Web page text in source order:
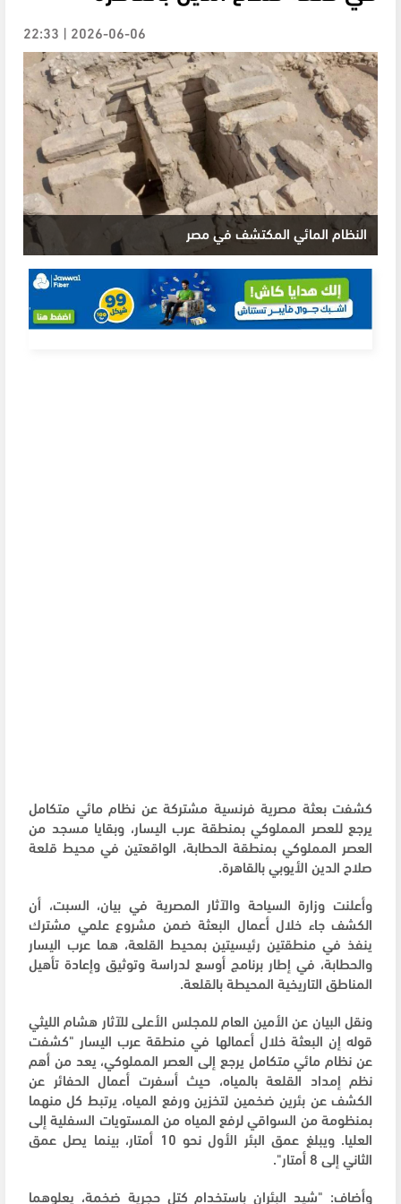
2026-06-06 | 22:33
النظام المائي المكتشف في مصر
كشفت بعثة مصرية فرنسية مشتركة عن نظام مائي متكامل
يرجع ​للعصر المملوكي بمنطقة عرب اليسار، وبقايا مسجد من
العصر المملوكي بمنطقة الحطابة، الواقعتين في محيط قلعة
صلاح الدين الأيوبي بالقاهرة.
وأعلنت وزارة السياحة والآثار المصرية في بيان، السبت، ​أن
الكشف جاء خلال أعمال البعثة ضمن مشروع علمي مشترك
⁠ينفذ في منطقتين رئيسيتين بمحيط القلعة، هما عرب اليسار
والحطابة، في إطار برنامج أوسع لدراسة وتوثيق وإعادة تأهيل
المناطق التاريخية المحيطة بالقلعة.
ونقل البيان عن الأمين العام للمجلس الأعلى للآثار هشام الليثي
قوله إن البعثة خلال أعمالها في منطقة عرب اليسار "كشفت
عن نظام مائي متكامل يرجع إلى العصر المملوكي، يعد من أهم
نظم إمداد القلعة بالمياه، حيث أسفرت أعمال الحفائر عن
الكشف عن ​بئرين ضخمين لتخزين ورفع المياه، يرتبط كل منهما
بمنظومة من السواقي لرفع المياه من المستويات السفلية إلى
العليا. ويبلغ عمق البئر الأول نحو 10 أمتار، بينما يصل عمق
الثاني ‌إلى 8 أمتار".
وأضاف: "شيد البئران باستخدام كتل حجرية ضخمة، يعلوهما